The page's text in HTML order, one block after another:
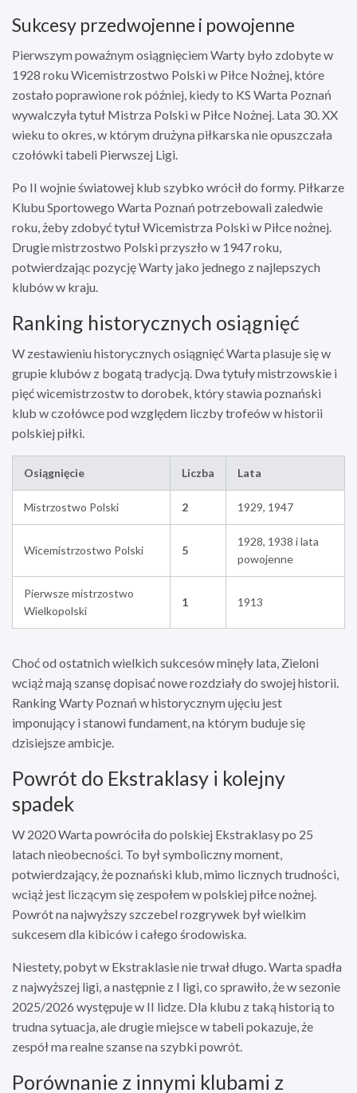
Sukcesy przedwojenne i powojenne
Pierwszym poważnym osiągnięciem Warty było zdobyte w
1928 roku Wicemistrzostwo Polski w Piłce Nożnej, które
zostało poprawione rok później, kiedy to KS Warta Poznań
wywalczyła tytuł Mistrza Polski w Piłce Nożnej. Lata 30. XX
wieku to okres, w którym drużyna piłkarska nie opuszczała
czołówki tabeli Pierwszej Ligi.
Po II wojnie światowej klub szybko wrócił do formy. Piłkarze
Klubu Sportowego Warta Poznań potrzebowali zaledwie
roku, żeby zdobyć tytuł Wicemistrza Polski w Piłce nożnej.
Drugie mistrzostwo Polski przyszło w 1947 roku,
potwierdzając pozycję Warty jako jednego z najlepszych
klubów w kraju.
Ranking historycznych osiągnięć
W zestawieniu historycznych osiągnięć Warta plasuje się w
grupie klubów z bogatą tradycją. Dwa tytuły mistrzowskie i
pięć wicemistrzostw to dorobek, który stawia poznański
klub w czołówce pod względem liczby trofeów w historii
polskiej piłki.
Osiągnięcie Liczba Lata
Mistrzostwo Polski 2 1929, 1947
Wicemistrzostwo Polski 5
1928, 1938 i lata
powojenne
Pierwsze mistrzostwo
Wielkopolski
1 1913
Choć od ostatnich wielkich sukcesów minęły lata, Zieloni
wciąż mają szansę dopisać nowe rozdziały do swojej historii.
Ranking Warty Poznań w historycznym ujęciu jest
imponujący i stanowi fundament, na którym buduje się
dzisiejsze ambicje.
Powrót do Ekstraklasy i kolejny
spadek
W 2020 Warta powróciła do polskiej Ekstraklasy po 25
latach nieobecności. To był symboliczny moment,
potwierdzający, że poznański klub, mimo licznych trudności,
wciąż jest liczącym się zespołem w polskiej piłce nożnej.
Powrót na najwyższy szczebel rozgrywek był wielkim
sukcesem dla kibiców i całego środowiska.
Niestety, pobyt w Ekstraklasie nie trwał długo. Warta spadła
z najwyższej ligi, a następnie z I ligi, co sprawiło, że w sezonie
2025/2026 występuje w II lidze. Dla klubu z taką historią to
trudna sytuacja, ale drugie miejsce w tabeli pokazuje, że
zespół ma realne szanse na szybki powrót.
Porównanie z innymi klubami z